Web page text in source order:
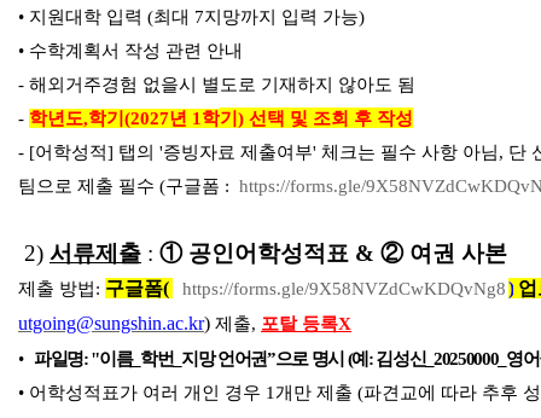
• 지원대학 입력 (최대 7지망까지 입력 가능)
• 수학계획서 작성 관련 안내
- 해외거주경험 없을시 별도로 기재하지 않아도 됨
- 학년도,학기(2027년 1학기) 선택 및 조회 후 작성
- [어 학성적] 탭의 '증빙자료 제출여부' 체크는 필수 사항 아님, 단
팀으로 제출 필수 (구글폼 : https://forms.gle/
2) 서류제출 : ① 공인어학성적표 & ② 여권 사본
제출 방법: 구글폼( https://forms.gle/9X58NVZdCwKDQvNg8 )
utgoing@sungshin.ac.kr) 제출, 포탈 등록X
• 파일명: "이름_ 학번 지망 언어권”으로 명시 (예: 김성신_20250000_영
• 어학성적표가 여러 개인 경우 1개만 제출 (파견교에 따라 추후